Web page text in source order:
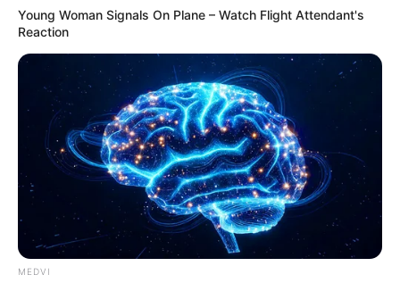
คนวันจันทร์
ไพ่ประจำวันของท่าน คือ ไพ่เป็นที่รัก
โชคลาภมาจากคุณแม่ หรือเจ้านายผู้หญิง
วันนี้ดวง
ชะตาโดดเด่นในด้านความรัก คนโสดมีเกณฑ์พบรัก
ใหม่ที่ถูกใจ ด้านคนที่ไม่โสดระวังเรื่องรักซ้อน เพราะ
คนรักคุณจะมีเสน่ห์เป็นพิเศษ ด้านการงานไม่น่า
กังวล ทำงานด้วยความสบายใจ การเงินมีเกณฑ์ได้
รับเงินเข้ามาจากเสน่หาและเมตตา
Young Woman Signals On Plane – Watch Flight Attendant's
Reaction
MEDVI